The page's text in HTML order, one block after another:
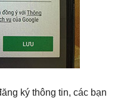
ký thông tin, các bạn